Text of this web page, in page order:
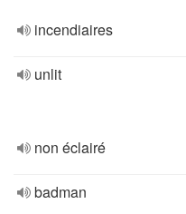
incendiaires
unlit
non éclairé
badman